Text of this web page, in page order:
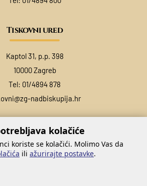
Tiskovni ured
Kaptol 31, p.p. 398
10000 Zagreb
Tel: 01/4894 878
nadbiskupija.hr
kolačiće
koriste se kolačići. Molimo Vas da
ili ažurirajte postavke.